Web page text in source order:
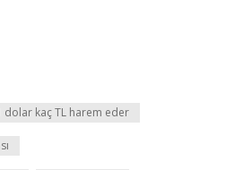
dolar kaç TL harem eder